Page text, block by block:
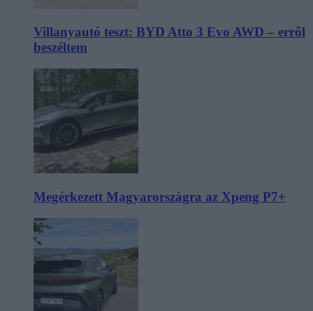
Villanyautó teszt: BYD Atto 3 Evo AWD – erről
beszéltem
Megérkezett Magyarországra az Xpeng P7+